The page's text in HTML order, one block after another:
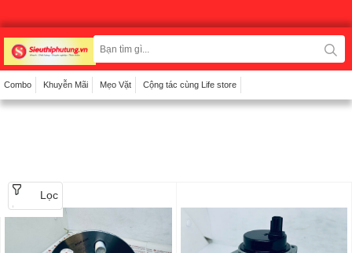
Combo Khuyễn Mãi Mẹo Vặt Cộng tác cùng Life store
Lọc